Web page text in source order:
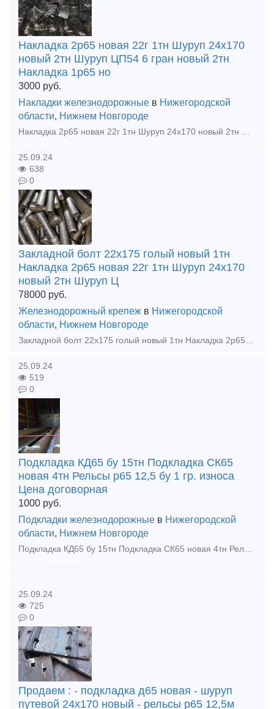
Накладка 2р65 новая 22г 1тн Шуруп 24х170
новый 2тн Шуруп ЦП54 6 гран новый 2тн
Накладка 1р65 но
3000 руб.
Накладки железнодорожные в Нижегородской
области, Нижнем Новгороде
Накладка 2р65 новая 22г 1тн Шуруп 24х170 новый 2тн Шуруп ЦП54 6 гран новый 2тн Накладка 1р65 новая 22г 2,5тн Костыль 16х16х165 новый 8тн Клеммный болт 22х75 голый новый 2,5тн Закладн
25.09.24
638
0
Закладной болт 22х175 голый новый 1тн
Накладка 2р65 новая 22г 1тн Шуруп 24х170
новый 2тн Шуруп Ц
78000 руб.
Железнодорожный крепеж в Нижегородской
области, Нижнем Новгороде
Закладной болт 22х175 голый новый 1тн Накладка 2р65 новая 22г 1тн Шуруп 24х170 новый 2тн Шуруп ЦП54 6 гран новый 2тн Накладка 1р65 новая 22г 2,5тн Костыль 16х16х165 новый 8тн Клеммны
25.09.24
519
0
Подкладка КД65 бу 15тн Подкладка СК65
новая 4тн Рельсы р65 12,5 бу 1 гр. износа
Цена договорная
1000 руб.
Подкладки железнодорожные в Нижегородской
области, Нижнем Новгороде
Подкладка КД65 бу 15тн Подкладка СК65 новая 4тн Рельсы р65 12,5 бу 1 гр. износа Цена договорная. тел. +79302110210 watsapp тел. +79302110210 ( @vsp696 ) telegram тел. +79302110210 viber
25.09.24
725
0
Продаем : - подкладка д65 новая - шуруп
путевой 24х170 новый - рельсы р65 12,5м